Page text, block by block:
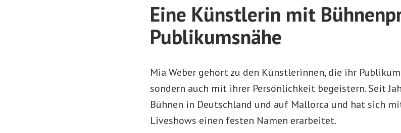
Eine Künstlerin mit
Publikumsnähe
Mia Weber gehört zu den Künstlerinnen, die ihr
sondern auch mit ihrer Persönlichkeit begeistern. Seit
Bühnen in Deutschland und auf Mallorca und hat sich
Liveshows einen festen Namen erarbeitet.